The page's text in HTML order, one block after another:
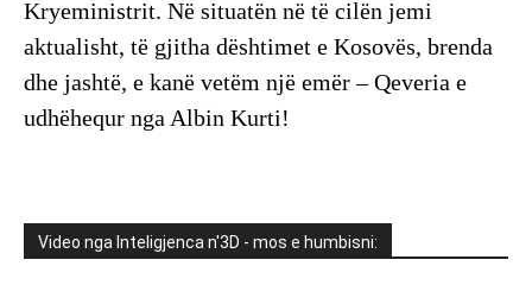
Kryeministrit. Në situatën në të cilën jemi
aktualisht, të gjitha dështimet e Kosovës, brenda
dhe jashtë, e kanë vetëm një emër – Qeveria e
udhëhequr nga Albin Kurti!
Video nga Inteligjenca n'3D - mos e humbisni: